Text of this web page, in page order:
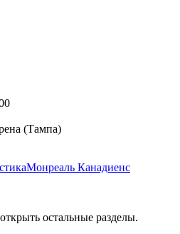
(Тампа)
Монреаль Канадиенс
остальные разделы.